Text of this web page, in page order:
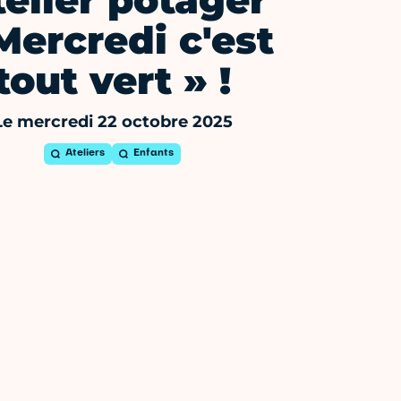
c'est
vert » !
mercredi 22 octobre 2025
Ateliers Enfants